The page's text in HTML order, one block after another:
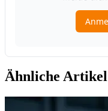
Ähnliche Artikel